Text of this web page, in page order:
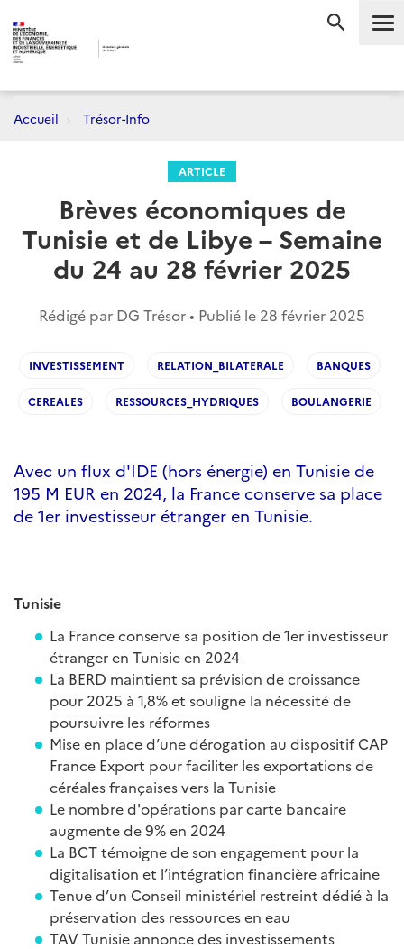
Accueil Trésor-Info
ARTICLE
Brèves économiques de
Tunisie et de Libye – Semaine
du 24 au 28 février 2025
Rédigé par DG Trésor • Publié le 28 février 2025
INVESTISSEMENT RELATION_BILATERALE BANQUES
CEREALES RESSOURCES_HYDRIQUES BOULANGERIE
Avec un flux d'IDE (hors énergie) en Tunisie de
195 M EUR en 2024, la France conserve sa place
de 1er investisseur étranger en Tunisie.
Tunisie
La France conserve sa position de 1er investisseur
étranger en Tunisie en 2024
La BERD maintient sa prévision de croissance
pour 2025 à 1,8% et souligne la nécessité de
poursuivre les réformes
Mise en place d’une dérogation au dispositif CAP
France Export pour faciliter les exportations de
céréales françaises vers la Tunisie
Le nombre d'opérations par carte bancaire
augmente de 9% en 2024
La BCT témoigne de son engagement pour la
digitalisation et l’intégration financière africaine
Tenue d’un Conseil ministériel restreint dédié à la
préservation des ressources en eau
TAV Tunisie annonce des investissements